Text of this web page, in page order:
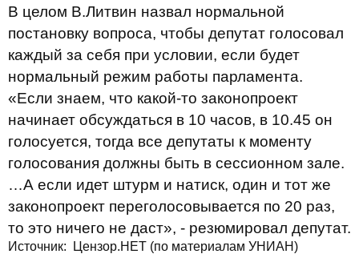
В целом В.Литвин назвал нормальной
постановку вопроса, чтобы депутат голосовал
каждый за себя при условии, если будет
нормальный режим работы парламента.
«Если знаем, что какой-то законопроект
начинает обсуждаться в 10 часов, в 10.45 он
голосуется, тогда все депутаты к моменту
голосования должны быть в сессионном зале.
…А если идет штурм и натиск, один и тот же
законопроект переголосовывается по 20 раз,
то это ничего не даст», - резюмировал депутат.
Источник: Цензор.НЕТ (по материалам УНИАН)